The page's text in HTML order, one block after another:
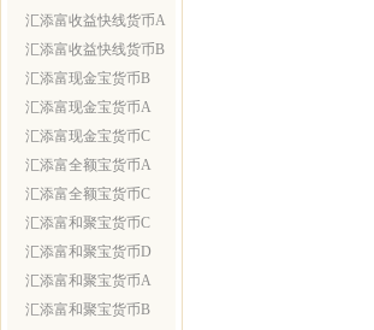
汇添富收益快线货币A
汇添富收益快线货币B
汇添富现金宝货币B
汇添富现金宝货币A
汇添富现金宝货币C
汇添富全额宝货币A
汇添富全额宝货币C
汇添富和聚宝货币C
汇添富和聚宝货币D
汇添富和聚宝货币A
汇添富和聚宝货币B